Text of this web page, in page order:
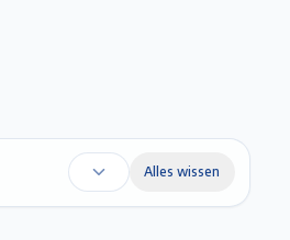
Alles wissen